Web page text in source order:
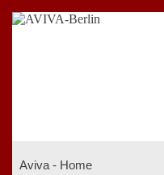
Aviva - Home